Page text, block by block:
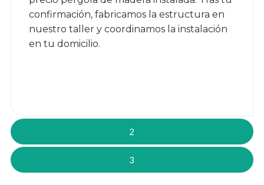
2
3
confirmación, fabricamos la estructura en
nuestro taller y coordinamos la instalación
en tu domicilio.